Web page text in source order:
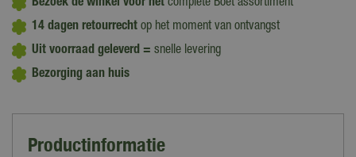
Bezoek de winkel voor het complete Boet assortiment
14 dagen retourrecht op het moment van ontvangst
Uit voorraad geleverd = snelle levering
Bezorging aan huis
Productinformatie